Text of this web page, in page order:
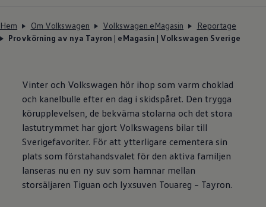
Hem Om Volkswagen Volkswagen eMagasin
Reportage
Provkörning av nya Tayron | eMagasin | Volkswagen Sverige
Vinter och Volkswagen hör ihop som varm choklad
och kanelbulle efter en dag i skidspåret. Den trygga
körupplevelsen, de bekväma stolarna och det stora
lastutrymmet har gjort Volkswagens bilar till
Sverigefavoriter. För att ytterligare cementera sin
plats som förstahandsvalet för den aktiva familjen
lanseras nu en ny suv som hamnar mellan
storsäljaren Tiguan och lyxsuven Touareg – Tayron.